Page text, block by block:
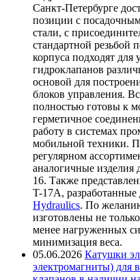
Санкт-Петербурге
позиции с
стали, с
стандартной резьбой
корпуса подходят
гидроклапанов
основой для
блоков управления.
полностью готовы к
герметичное
работу в системах
мобильной техники.
регулярном
аналогичные изделия
16. Также
T-17A, разработанные
Hydraulics. По
изготовлены не
менее нагруженных
минимизация веса.
05.06.2026 Катушки
электромагниты) для